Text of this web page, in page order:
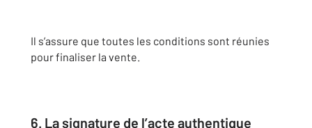
Il s’assure que toutes les conditions sont réunies
pour finaliser la vente.
6. La signature de l’acte authentique